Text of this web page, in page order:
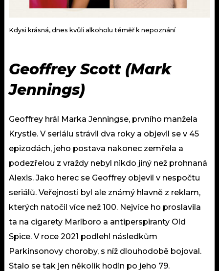
Kdysi krásná, dnes kvůli alkoholu téměř k nepoznání
Geoffrey Scott (Mark
Jennings)
Geoffrey hrál Marka Jenningse, prvního manžela
Krystle. V seriálu strávil dva roky a objevil se v 45
epizodách, jeho postava nakonec zemřela a
podezřelou z vraždy nebyl nikdo jiný než prohnaná
Alexis. Jako herec se Geoffrey objevil v nespočtu
seriálů. Veřejnosti byl ale známý hlavně z reklam,
kterých natočil více než 100. Nejvíce ho proslavila
ta na cigarety Marlboro a antiperspiranty Old
Spice. V roce 2021 podlehl následkům
Parkinsonovy choroby, s níž dlouhodobě bojoval.
Stalo se tak jen několik hodin po jeho 79.